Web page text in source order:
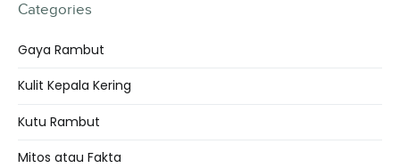
Categories
Gaya Rambut
Kulit Kepala Kering
Kutu Rambut
Mitos atau Fakta